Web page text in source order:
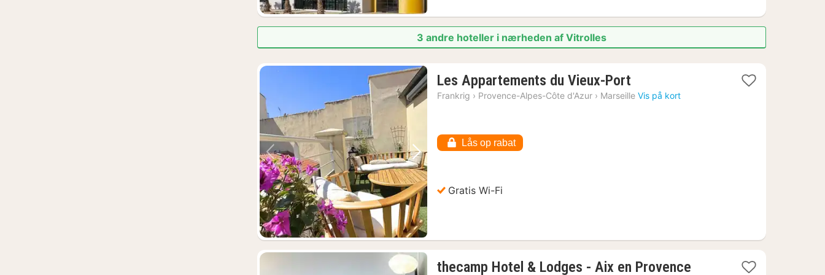
3 andre hoteller i nærheden af Vitrolles
Forrige billede Næste billede
Les Appartements du Vieux-Port
nat
Frankrig › Provence-Alpes-Côte d'Azur › Marseille Vis på kort
Lås op rabat
Gratis Wi-Fi
thecamp Hotel & Lodges - Aix en Provence